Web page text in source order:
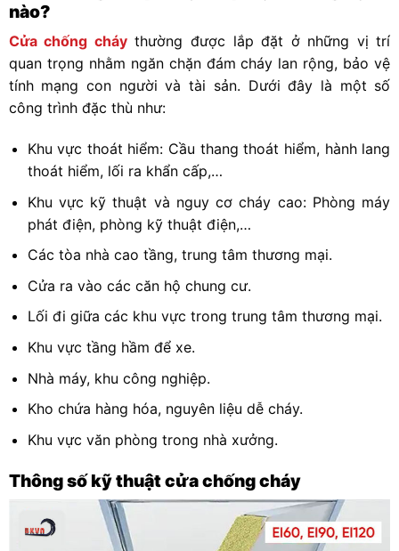
nào?
Cửa chống cháythường được lắp đặt ở những vị trí
quan trọng nhằm ngăn chặn đám cháy lan rộng, bảo vệ
tính mạng con người và tài sản. Dưới đây là một số
công trình đặc thù như:
Khu vực thoát hiểm: Cầu thang thoát hiểm, hành lang
thoát hiểm, lối ra khẩn cấp,…
Khu vực kỹ thuật và nguy cơ cháy cao: Phòng máy
phát điện, phòng kỹ thuật điện,…
Các tòa nhà cao tầng, trung tâm thương mại.
Cửa ra vào các căn hộ chung cư.
Lối đi giữa các khu vực trong trung tâm thương mại.
Khu vực tầng hầm để xe.
Nhà máy, khu công nghiệp.
Kho chứa hàng hóa, nguyên liệu dễ cháy.
Khu vực văn phòng trong nhà xưởng.
Thông số kỹ thuật cửa chống cháy